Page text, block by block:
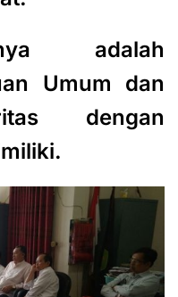
adalah
Umum dan
dengan